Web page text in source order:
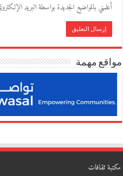
أعلمني بالمواضيع الجديدة بواسطة البريد
مواقع مهمة
مكتبة ثقافات